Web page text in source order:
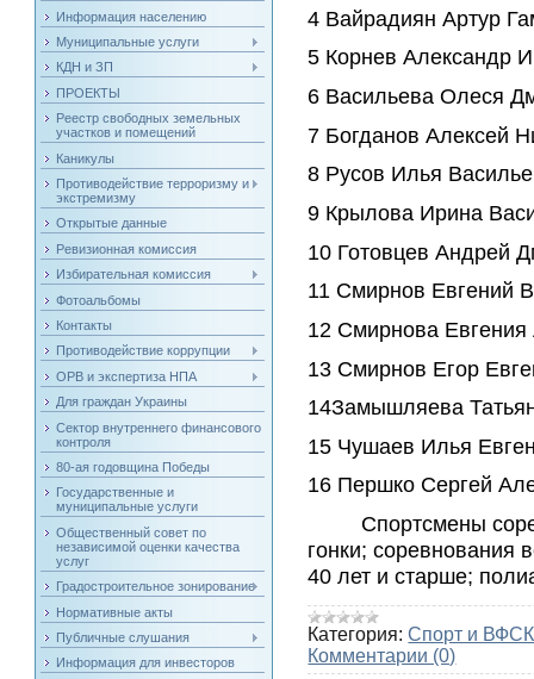
Информация населению
Муниципальные услуги
КДН и ЗП
ПРОЕКТЫ
Реестр свободных земельных
участков и помещений
Каникулы
Противодействие терроризму и
экстремизму
Открытые данные
Ревизионная комиссия
Избирательная комиссия
Фотоальбомы
Контакты
Противодействие коррупции
ОРВ и экспертиза НПА
Для граждан Украины
Сектор внутреннего финансового
контроля
80-ая годовщина Победы
Государственные и
муниципальные услуги
Общественный совет по
независимой оценки качества
услуг
Градостроительное зонирование
Нормативные акты
Публичные слушания
Информация для инвесторов
4 Вайрадиян Артур
5 Корнев Александр
6 Васильева Олеся
7 Богданов Алексей
8 Русов Илья
9 Крылова Ирина
10 Готовцев Андрей
11 Смирнов Евгений
12 Смирнова
13 Смирнов Егор
14Замышляева
15 Чушаев Илья
16 Першко Сергей
Спортсмены
гонки; соревнования
40 лет и старше;
Категория: Спорт и
Комментарии (0)